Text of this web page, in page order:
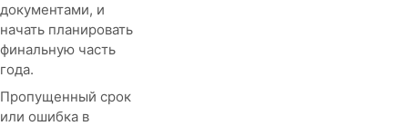
документами, и
начать планировать
финальную часть
года.
Пропущенный срок
или ошибка в